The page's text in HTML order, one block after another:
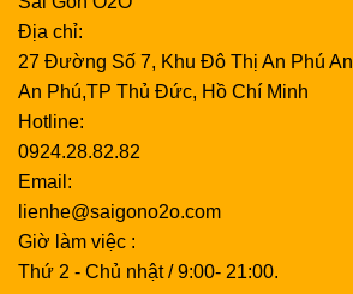
Địa chỉ:
27 Đường Số 7, Khu Đô Thị An Phú
An Phú,TP Thủ Đức, Hồ Chí Minh
Hotline:
0924.28.82.82
Email:
lienhe@saigono2o.com
Giờ làm việc :
Thứ 2 - Chủ nhật / 9:00- 21:00.